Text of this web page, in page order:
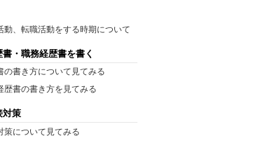
動、転職活動をする時期について
・職務経歴書を書く
の書き方について見てみる
歴書の書き方を見てみる
対策
策について見てみる